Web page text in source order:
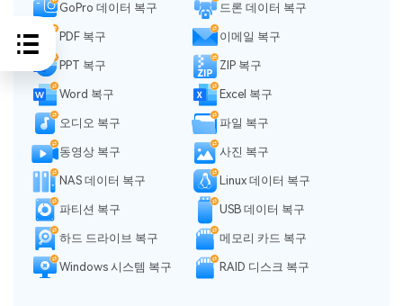
GoPro 데이터 복구 드론 데이터 복구
PDF 복구 이메일 복구
PPT 복구 ZIP 복구
Word 복구 Excel 복구
오디오 복구 파일 복구
동영상 복구 사진 복구
NAS 데이터 복구 Linux 데이터 복구
파티션 복구 USB 데이터 복구
하드 드라이브 복구 메모리 카드 복구
Windows 시스템 복구 RAID 디스크 복구